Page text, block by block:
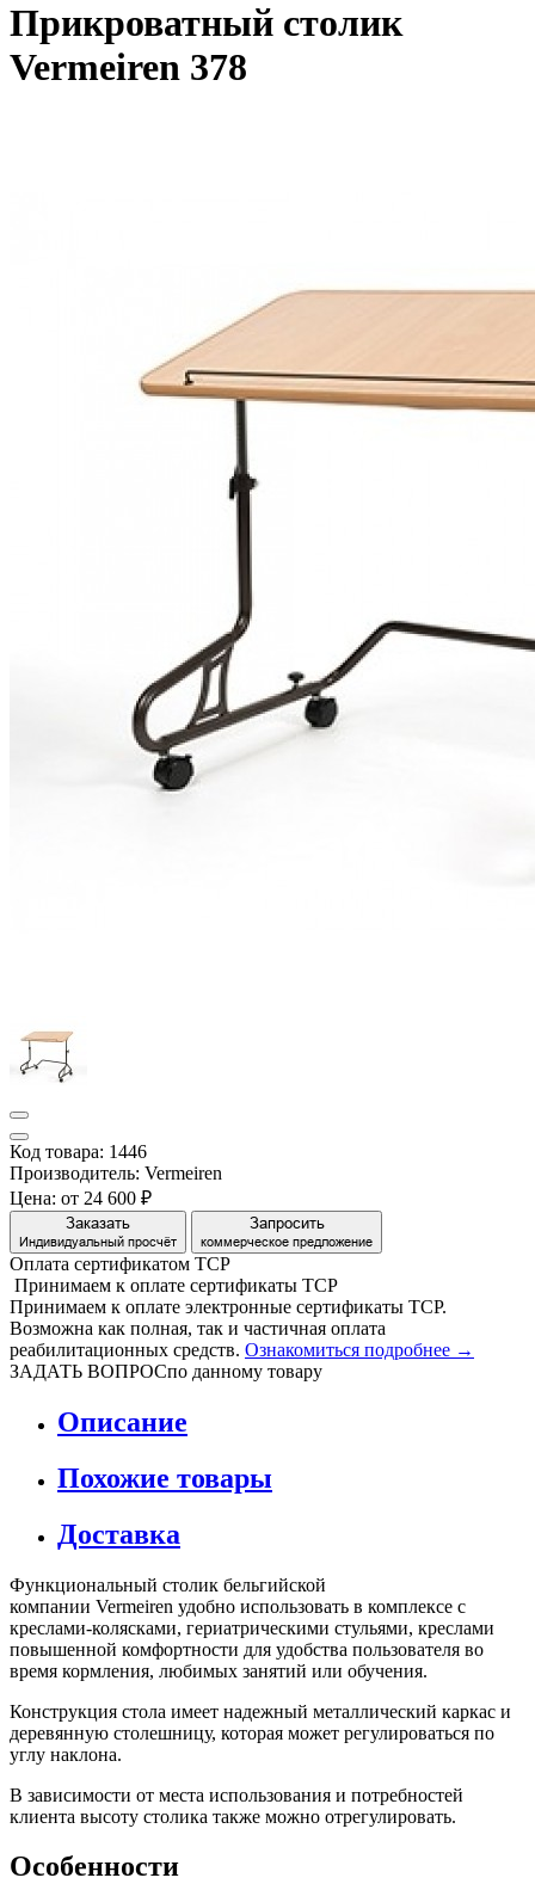
Прикроватный столик
Vermeiren 378
Код товара: 1446
Производитель: Vermeiren
Цена: от 24 600 ₽
Заказать
Индивидуальный просчёт
Запросить
коммерческое предложение
Оплата сертификатом ТСР
Принимаем к оплате сертификаты ТСР
Принимаем к оплате электронные сертификаты ТСР.
Возможна как полная, так и частичная оплата
реабилитационных средств. Ознакомиться подробнее →
ЗАДАТЬ ВОПРОСпо данному товару
Описание
Похожие товары
Доставка
Функциональный столик бельгийской
компании Vermeiren удобно использовать в комплексе с
креслами-колясками, гериатрическими стульями, креслами
повышенной комфортности для удобства пользователя во
время кормления, любимых занятий или обучения.
Конструкция стола имеет надежный металлический каркас и
деревянную столешницу, которая может регулироваться по
углу наклона.
В зависимости от места использования и потребностей
клиента высоту столика также можно отрегулировать.
Особенности